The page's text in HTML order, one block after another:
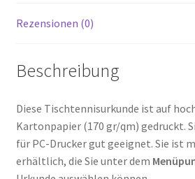
Rezensionen (0)
Beschreibung
Diese Tischtennisurkunde ist auf
Kartonpapier (170 gr/qm) gedruckt.
für PC-Drucker gut geeignet. Sie ist
erhältlich, die Sie unter dem